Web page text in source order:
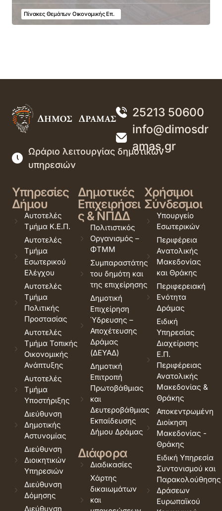
Πίνακες Θεμάτων Οικονομικής Επ.
25213 50600
info@dimosdr
amas.gr
Ωράριο λειτουργίας δημοτικών
υπηρεσιών
Υπηρεσίες
Δήμου
Αυτοτελές
Τμήμα Κ.Ε.Π.
Αυτοτελές
Τμήμα
Εσωτερικού
Ελέγχου
Αυτοτελές
Τμήμα
Πολιτικής
Προστασίας
Αυτοτελές
Τμήμα Τοπικής
Οικονομικής
Ανάπτυξης
Αυτοτελές
Τμήμα
Υποστήριξης
Διεύθυνση
Δημοτικής
Αστυνομίας
Διεύθυνση
Διοικητικών
Υπηρεσιών
Διεύθυνση
Δόμησης
Διεύθυνση
Δημοτικές
Επιχειρήσει
ς & ΝΠΔΔ
Πολιτιστικός
Οργανισμός –
ΦΤΜΜ
Συμπαραστάτης
του δημότη και
της επιχείρησης
Δημοτική
Επιχείρηση
Ύδρευσης –
Αποχέτευσης
Δράμας
(ΔΕΥΑΔ)
Δημοτική
Επιτροπή
Πρωτοβάθμιας
και
Δευτεροβάθμιας
Εκπαίδευσης
Δήμου Δράμας
Διάφορα
Διαδικασίες
Χάρτης
δικαιωμάτων
και
Χρήσιμοι
Σύνδεσμοι
Υπουργείο
Εσωτερικών
Περιφέρεια
Ανατολικής
Μακεδονίας
και Θράκης
Περιφερειακή
Ενότητα
Δράμας
Ειδική
Υπηρεσίας
Διαχείρισης
Ε.Π.
Περιφέρειας
Ανατολικής
Μακεδονίας &
Θράκης
Αποκεντρωμένη
Διοίκηση
Μακεδονίας -
Θράκης
Ειδική Υπηρεσία
Συντονισμού και
Παρακολούθησης
Δράσεων
Ευρωπαϊκού